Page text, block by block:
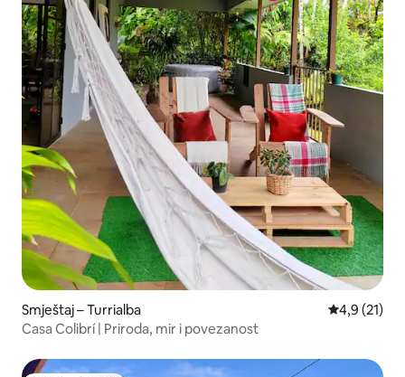
Smještaj – Turrialba Prosječna
4,9 (21)
Casa Colibrí | Priroda, mir i povezanost